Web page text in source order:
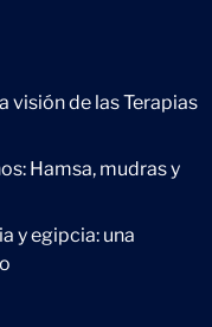
visión de las Terapias
Hamsa, mudras y
y egipcia: una